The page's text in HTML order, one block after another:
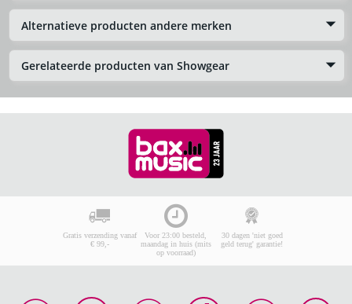
Alternatieve producten andere merken
Gerelateerde producten van Showgear
Gratis verzending vanaf
€ 99,-
Voor 23:00 besteld,
maandag in huis (mits
op voorraad)
30 dagen 'niet goed
geld terug' garantie!